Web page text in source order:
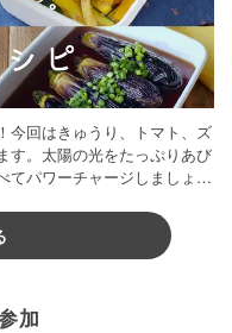
今回はきゅうり、トマト、ズ
す。太陽の光をたっぷりあび
てパワーチャージしましょう
加